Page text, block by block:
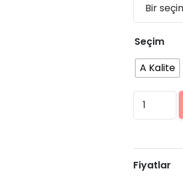
Seçim
A Kalite
Huawei
P
2019
Arıza
Fiyatlar